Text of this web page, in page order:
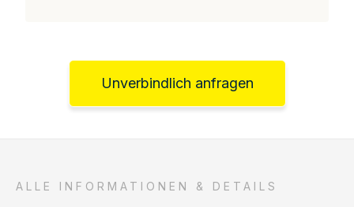
Unverbindlich anfragen
ALLE INFORMATIONEN & DETAILS